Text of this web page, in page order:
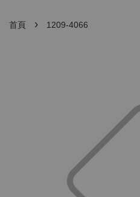
首頁 › 1209-4066